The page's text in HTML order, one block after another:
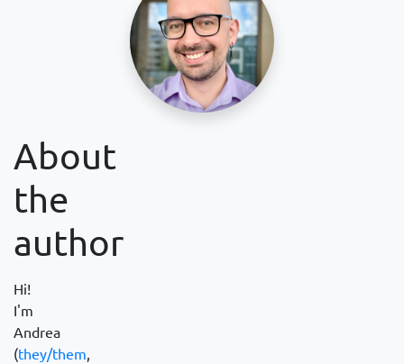
About
the
author
Hi!
I'm
Andrea
(they/them,